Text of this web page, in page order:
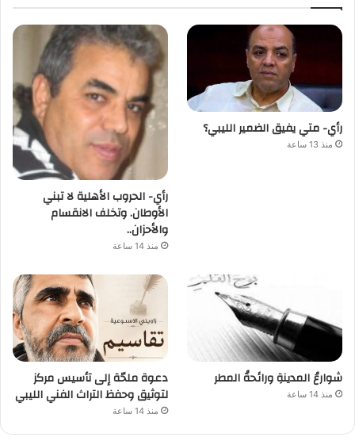
رأي- متي يفيق الضمير الليبي؟
منذ 13 ساعة
رأي- الحروب الأهلية لا تبني
الأوطان. وتخلف الانقسام
والأحزان..
منذ 14 ساعة
شوارعُ المدينةِ ورائحةُ المطر
منذ 14 ساعة
دعوة ملحّة إلى تأسيس مركز
لتوثيق وحفظ التراث الفني الليبي
منذ 14 ساعة